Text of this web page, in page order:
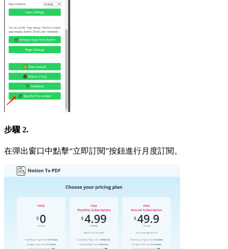
步驟 2.
在彈出窗口中點擊“立即訂閱”按鈕進行月度訂閱。